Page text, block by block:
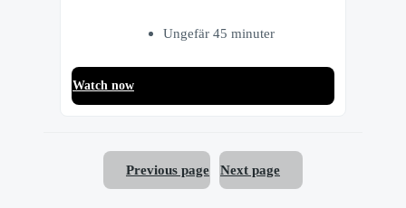
Ungefär 45 minuter
Watch now
Previous page Next page